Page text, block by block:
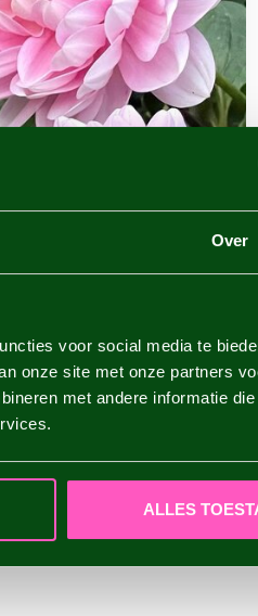
Over
voor social media te
onze site met onze partners
met andere informatie
ALLES